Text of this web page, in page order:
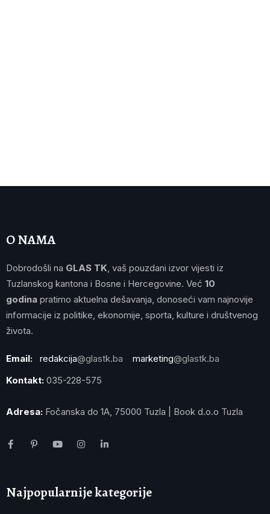
O NAMA
Dobrodošli na GLAS TK , vaš pouzdani izvor vijesti iz
Tuzlanskog kantona i Bosne i Hercegovine. Već 10
godina pratimo aktuelna dešavanja, donoseći vam najnovije
informacije iz politike, ekonomije, sporta, kulture i društvenog
života.
Email: redakcija@glastk.ba marketing@glastk.ba
Kontakt: 035-228-575
Adresa: Fočanska do 1A, 75000 Tuzla | Book d.o.o Tuzla
Najpopularnije kategorije